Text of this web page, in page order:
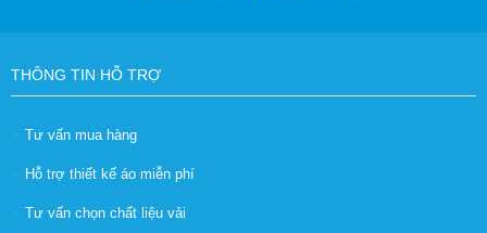
THÔNG TIN HỖ TRỢ
Tư vấn mua hàng
Hỗ trợ thiết kế áo miễn phí
Tư vấn chọn chất liệu vải